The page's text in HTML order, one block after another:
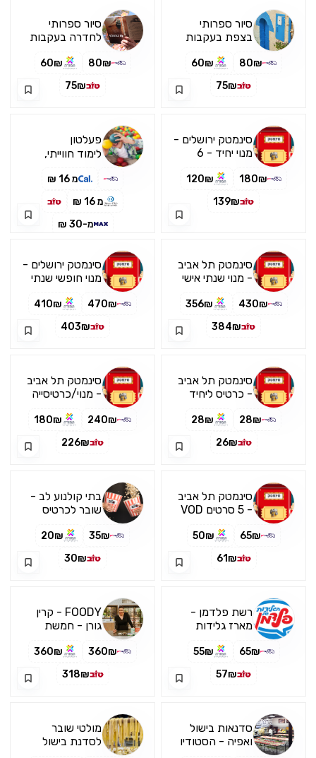
סיור ספרותי
בצפת בעקבות
80₪
60₪
75₪
סיור ספרותי
לחדרה בעקבות
מאבשלום"
80₪
60₪
75₪
סינמטק ירושלים -
מנוי יחיד - 6
180₪
120₪
139₪
פעלטון
לימוד חווייתי,
לילדים תוך כדי
מ 16 ₪
מ 16 ₪
מ-30 ₪
סינמטק תל אביב
- מנוי שנתי אישי
430₪
356₪
384₪
סינמטק ירושלים -
מנוי חופשי שנתי
470₪
410₪
403₪
סינמטק תל אביב
- כרטיס ליחיד
28₪
28₪
26₪
סינמטק תל אביב
- מנוי/כרטיסייה
240₪
180₪
226₪
סינמטק תל אביב
- 5 סרטים VOD
65₪
50₪
61₪
בתי קולנוע לב -
שובר לכרטיס
35₪
20₪
30₪
רשת פלדמן -
מארז גלידות
65₪
55₪
57₪
FOODY - קרין
גורן - חמשת
360₪
360₪
318₪
סדנאות בישול
ואפיה - הסטודיו
מולטי שובר
לסדנת בישול